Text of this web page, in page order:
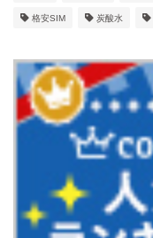
格安SIM 炭酸水